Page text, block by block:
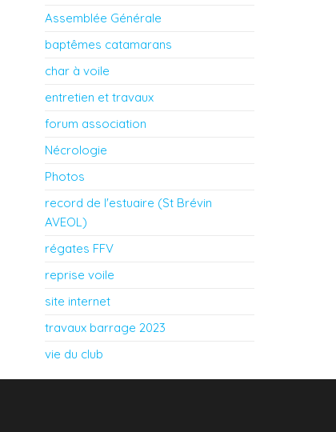
Assemblée Générale
baptêmes catamarans
char à voile
entretien et travaux
forum association
Nécrologie
Photos
record de l'estuaire (St Brévin
AVEOL)
régates FFV
reprise voile
site internet
travaux barrage 2023
vie du club